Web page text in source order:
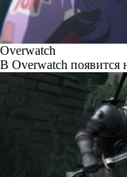
Overwatch
В Overwatch